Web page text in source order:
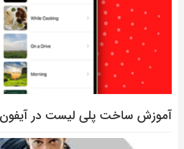
آموزش ساخت پلی لیست در